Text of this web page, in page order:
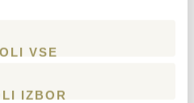
VSE
IZBOR
svoj